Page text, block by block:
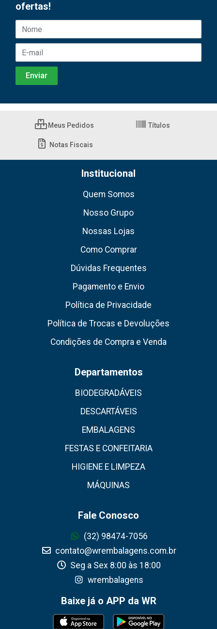
ofertas!
Meus Pedidos Títulos
Notas Fiscais
Institucional
Quem Somos
Nosso Grupo
Nossas Lojas
Como Comprar
Dúvidas Frequentes
Pagamento e Envio
Política de Privacidade
Política de Trocas e Devoluções
Condições de Compra e Venda
Departamentos
BIODEGRADÁVEIS
DESCARTÁVEIS
EMBALAGENS
FESTAS E CONFEITARIA
HIGIENE E LIMPEZA
MÁQUINAS
Fale Conosco
(32) 98474-7056
contato@wrembalagens.com.br
Seg a Sex 8:00 às 18:00
wrembalagens
Baixe já o APP da WR